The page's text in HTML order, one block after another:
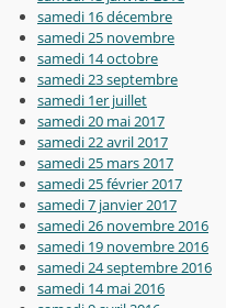
samedi 16 décembre
samedi 25 novembre
samedi 14 octobre
samedi 23 septembre
samedi 1er juillet
samedi 20 mai 2017
samedi 22 avril 2017
samedi 25 mars 2017
samedi 25 février 2017
samedi 7 janvier 2017
samedi 26 novembre 2016
samedi 19 novembre 2016
samedi 24 septembre 2016
samedi 14 mai 2016